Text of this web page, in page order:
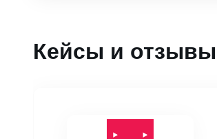
Кейсы и отзывы